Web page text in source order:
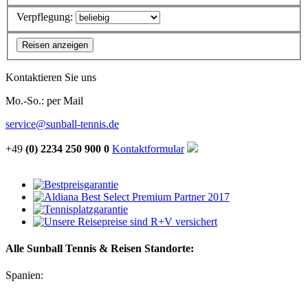
Verpflegung:
Kontaktieren Sie uns
Mo.-So.: per Mail
service@sunball-tennis.de
+49 (0) 2234 250 900 0 Kontaktformular
Alle Sunball Tennis & Reisen Standorte:
Spanien: